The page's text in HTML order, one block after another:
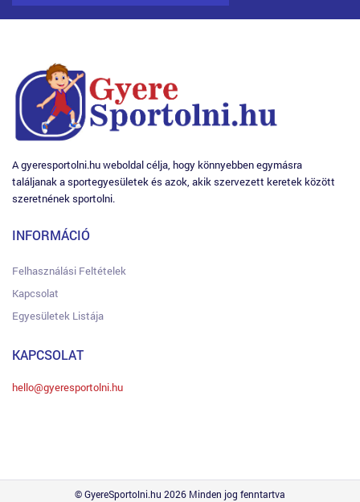
A gyeresportolni.hu weboldal célja, hogy könnyebben egymásra
találjanak a sportegyesületek és azok, akik szervezett keretek között
szeretnének sportolni.
INFORMÁCIÓ
Felhasználási Feltételek
Kapcsolat
Egyesületek Listája
KAPCSOLAT
hello@gyeresportolni.hu
© GyereSportolni.hu 2026 Minden jog fenntartva